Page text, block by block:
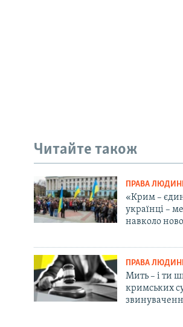
Читайте також
ПРАВА
«Крим –
українці –
навколо
ПРАВА
Мить – і ти
кримських